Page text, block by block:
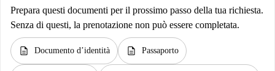
Prepara questi documenti per il prossimo passo della tua richiesta.
Senza di questi, la prenotazione non può essere completata.
description Documento d’identità description Passaporto